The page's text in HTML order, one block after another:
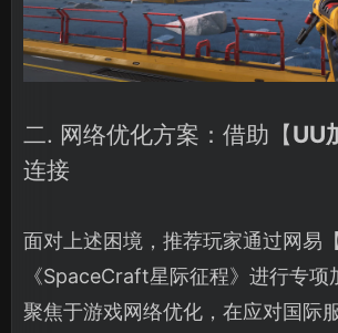
二. 网络优化方案：借助【UU
连接
面对上述困境，推荐玩家通过网易【
《SpaceCraft星际征程》进行专项
聚焦于游戏网络优化，在应对国际